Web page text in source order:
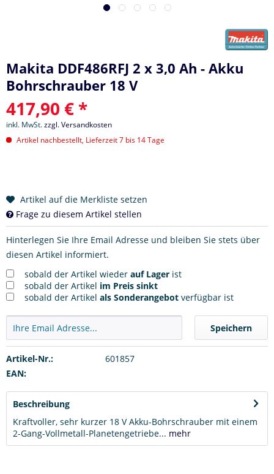
Makita DDF486RFJ 2 x 3,0 Ah - Akku
Bohrschrauber 18 V
417,90 € *
inkl. MwSt.zzgl. Versandkosten
Artikel nachbestellt, Lieferzeit 7 bis 14 Tage
Artikel auf die Merkliste setzen
Frage zu diesem Artikel stellen
Hinterlegen Sie Ihre Email Adresse und bleiben Sie stets über
diesen Artikel informiert.
sobald der Artikel wieder auf Lager ist
sobald der Artikel im Preis sinkt
sobald der Artikel als Sonderangebot verfügbar ist
Speichern
Artikel-Nr.:
601857
EAN:
Beschreibung
Kraftvoller, sehr kurzer 18 V Akku-Bohrschrauber mit einem
2-Gang-Vollmetall-Planetengetriebe... mehr